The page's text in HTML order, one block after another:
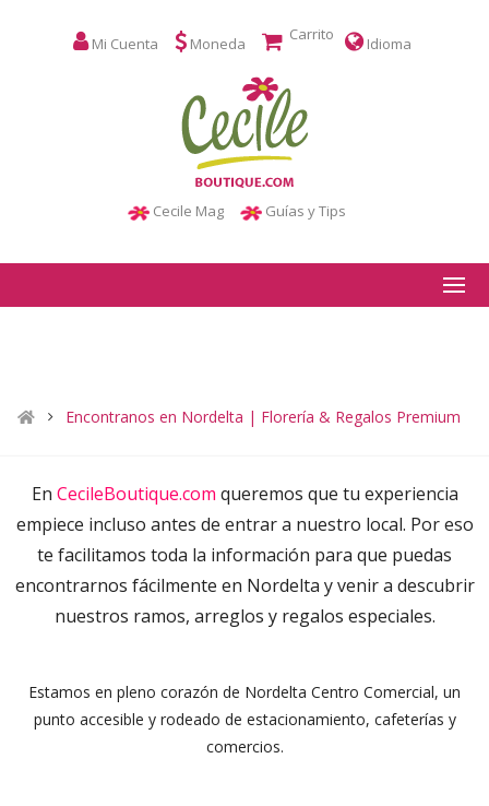
Mi Cuenta Moneda Carrito Idioma
Cecile Mag Guías y Tips
Encontranos en Nordelta | Florería & Regalos Premium
En CecileBoutique.com queremos que tu experiencia
empiece incluso antes de entrar a nuestro local. Por eso
te facilitamos toda la información para que puedas
encontrarnos fácilmente en Nordelta y venir a descubrir
nuestros ramos, arreglos y regalos especiales.
Estamos en pleno corazón de Nordelta Centro Comercial, un
punto accesible y rodeado de estacionamiento, cafeterías y
comercios.